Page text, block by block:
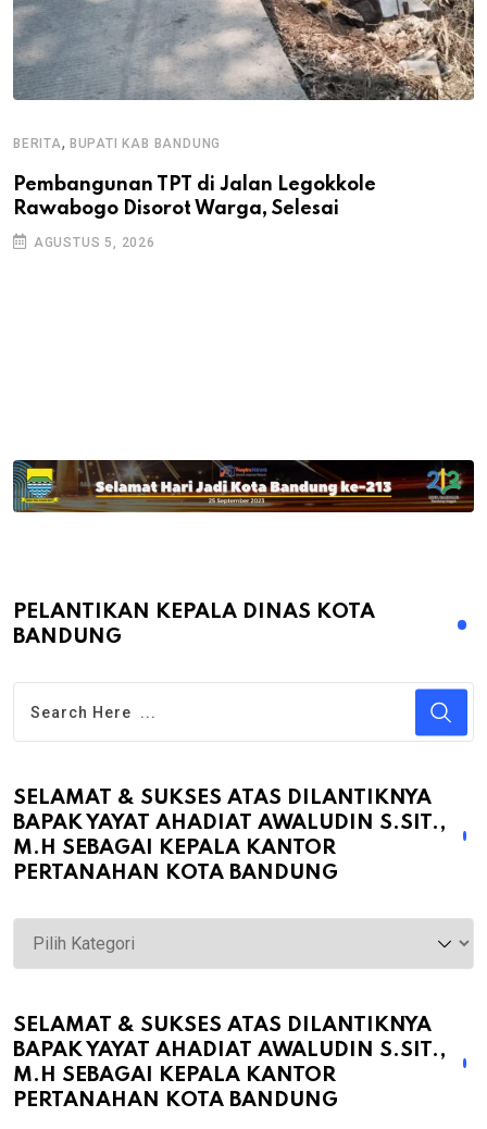
BERITA, BUPATI KAB BANDUNG
Pembangunan TPT di Jalan Legokkole
Rawabogo Disorot Warga, Selesai
AGUSTUS 5, 2026
PELANTIKAN KEPALA DINAS KOTA
BANDUNG
SELAMAT & SUKSES ATAS DILANTIKNYA
BAPAK YAYAT AHADIAT AWALUDIN S.SIT.,
M.H SEBAGAI KEPALA KANTOR
PERTANAHAN KOTA BANDUNG
Selamat
&
atas
Dilantiknya
Bapak
SELAMAT & SUKSES ATAS DILANTIKNYA
BAPAK YAYAT AHADIAT AWALUDIN S.SIT.,
M.H SEBAGAI KEPALA KANTOR
PERTANAHAN KOTA BANDUNG